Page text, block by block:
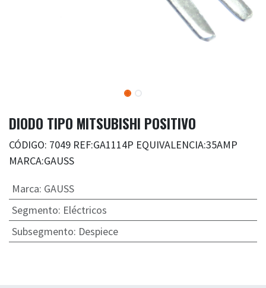
DIODO TIPO MITSUBISHI POSITIVO
CÓDIGO: 7049 REF:GA1114P EQUIVALENCIA:35AMP
MARCA:GAUSS
Marca: GAUSS
Segmento: Eléctricos
Subsegmento: Despiece